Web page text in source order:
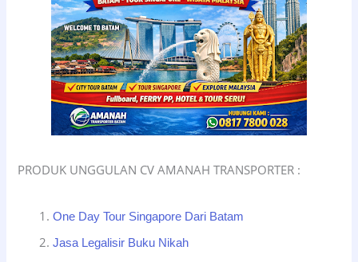
PRODUK UNGGULAN CV AMANAH TRANSPORTER :
One Day Tour Singapore Dari Batam
Jasa Legalisir Buku Nikah